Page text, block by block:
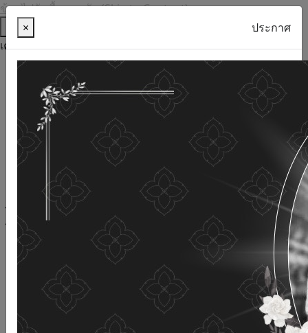
ข้ามไปยังเนื้อหาหลัก (Skip to Content)
ช่วยเหลือ
เครื่องมือการเข้าถึง
ภาษาไทย
ภาษาอังกฤษ
เพิ่มขนาดตัวอักษร
ลดขนาดตัวอักษร
ขนาดตัวอักษรปกติ
ความคมชัดสูง
ความคมชัดเชิงลบ
ความคมชัดปกติ
เปิดอ่านด้วยเสียง
ปิดอ่านด้วยเสียง
ผังเว็บไซต์
เว็บไซต์นี้ใช้คุกกี้ (Cookies)
กรมกิจการผู้สูงอายุ
ให้ความสำคัญต่อข้อมูลส่วนบุคคลของ
ท่าน เพื่อการพัฒนาและปรับปรุงเว็บไซต์ หากท่านใช้บริการ
เว็บไซต์นี้โดยไม่มีการปรับตั้งค่าใดๆ แสดงว่าท่านยินยอมที่จะ
รับคุกกี้บนเว็บไซต์ และนโยบายสิทธิส่วนบุคคลของเรา
× ประกาศ